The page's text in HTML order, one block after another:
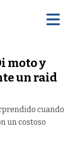
moto y
un raid
cuando
un costoso